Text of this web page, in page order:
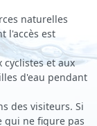
naturelles
l'accès est
et aux
d'eau pendant
des visiteurs. Si
qui ne figure pas